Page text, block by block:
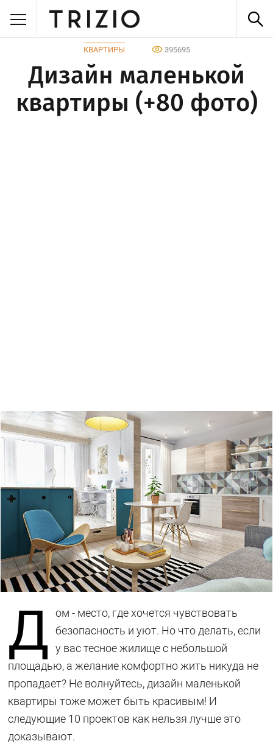
КВАРТИРЫ 395695
Дизайн маленькой
квартиры (+80 фото)
Д
ом - место, где хочется чувствовать
безопасность и уют. Но что делать, если
у вас тесное жилище с небольшой
площадью, а желание комфортно жить никуда не
пропадает? Не волнуйтесь, дизайн маленькой
квартиры тоже может быть красивым! И
следующие 10 проектов как нельзя лучше это
доказывают.